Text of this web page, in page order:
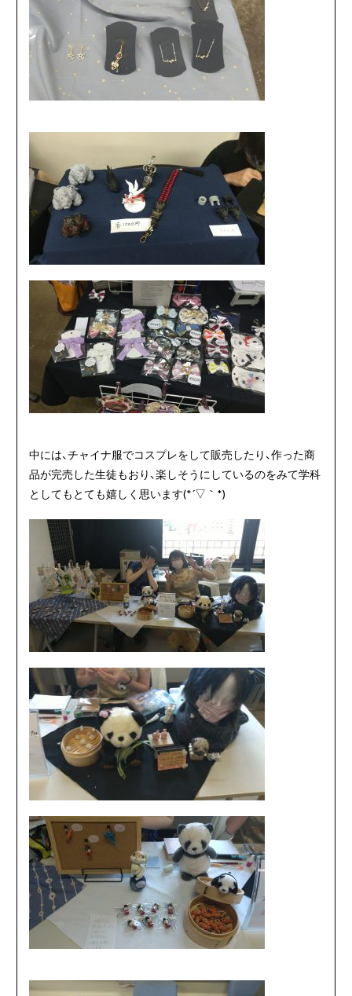
中には、チャイナ服でコスプレをして販売したり、作った商
品が完売した生徒もおり、楽しそうにしているのをみて学科
としてもとても嬉しく思います(*´▽｀*)